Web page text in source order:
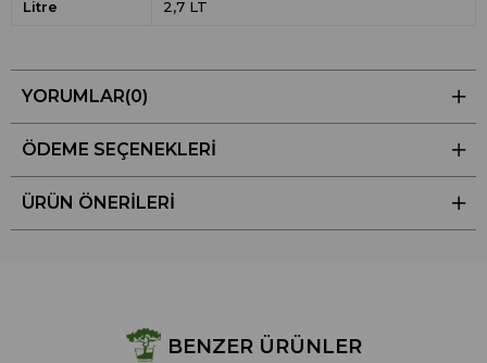
Litre 2,7 LT
YORUMLAR(0)
ÖDEME SEÇENEKLERI
ÜRÜN ÖNERILERI
BENZER ÜRÜNLER